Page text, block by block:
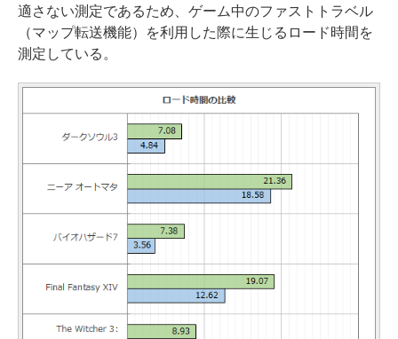
適さない測定であるため、ゲーム中のファストトラベル
（マップ転送機能）を利用した際に生じるロード時間を
測定している。